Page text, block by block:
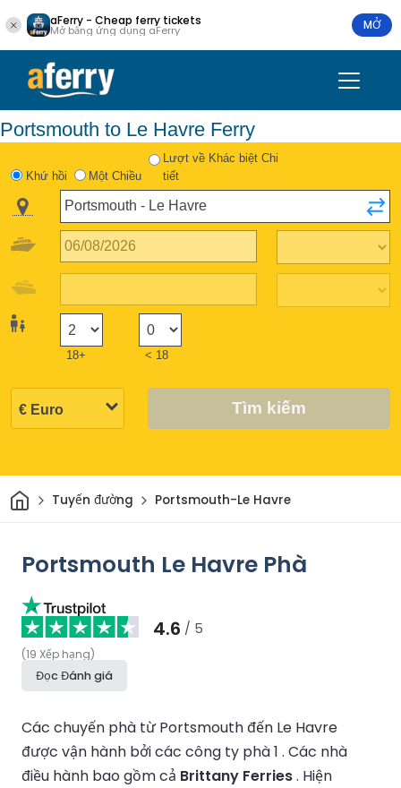
aFerry - Cheap ferry tickets
Mở bằng ứng dụng aFerry MỞ
Portsmouth to Le Havre Ferry
Khứ hồi Một Chiều
Lượt về Khác biệt Chi
tiết
18+ < 18
Tìm kiếm
Trang chủ
Tuyến đường Portsmouth-Le Havre
Portsmouth Le Havre Phà
4.6 / 5
(19 Xếp hạng)
Đọc Đánh giá
Các chuyến phà từ Portsmouth đến Le Havre
được vận hành bởi các công ty phà 1 . Các nhà
điều hành bao gồm cả Brittany Ferries. Hiện